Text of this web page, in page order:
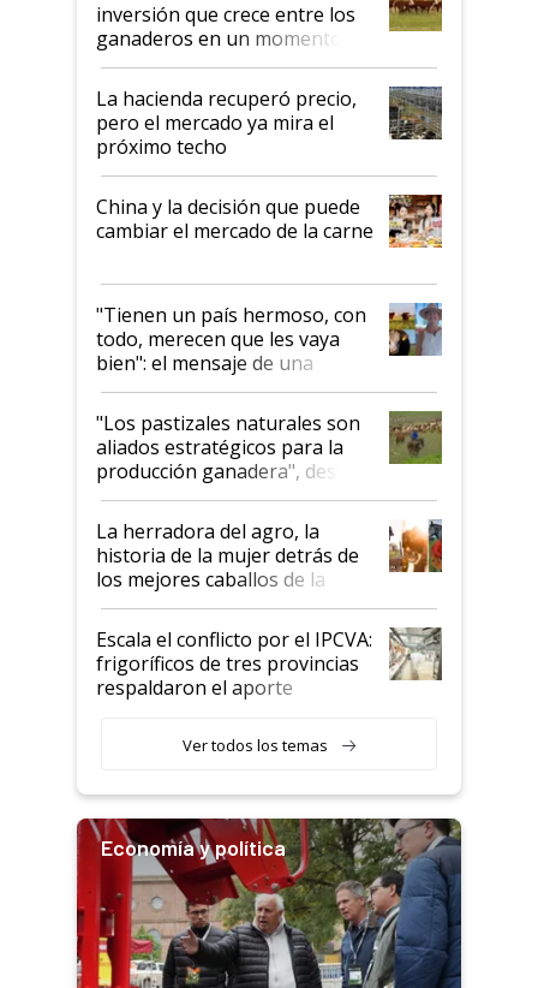
inversión que crece entre los
ganaderos en un momento
histórico para la actividad
La hacienda recuperó precio,
pero el mercado ya mira el
próximo techo
China y la decisión que puede
cambiar el mercado de la carne
"Tienen un país hermoso, con
todo, merecen que les vaya
bien": el mensaje de una
ganadera uruguaya sobre las
oportunidades que se abren
para el agro en Argentina, con
foco en la carne
"Los pastizales naturales son
aliados estratégicos para la
producción ganadera", destaca
la iniciativa que ya reúne a 46
establecimientos en Argentina
La herradora del agro, la
historia de la mujer detrás de
los mejores caballos de la
Argentina y los mitos que
todavía hacen sufrir a estos
animales: "Mientras me
descalificaban, yo seguí
haciendo currículum"
Escala el conflicto por el IPCVA:
frigoríficos de tres provincias
respaldaron el aporte
Ver todos los temas
Economía y política